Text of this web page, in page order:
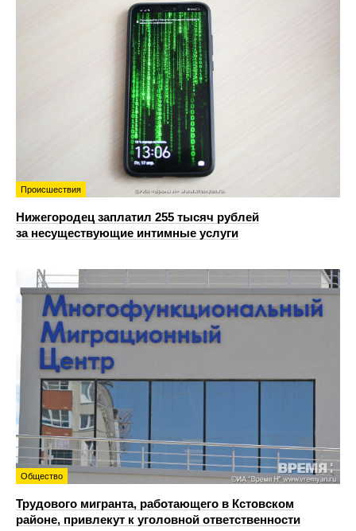
Происшествия
Нижегородец заплатил 255 тысяч рублей
за несуществующие интимные услуги
Общество
Трудового мигранта, работающего в Кстовском
районе, привлекут к уголовной ответственности